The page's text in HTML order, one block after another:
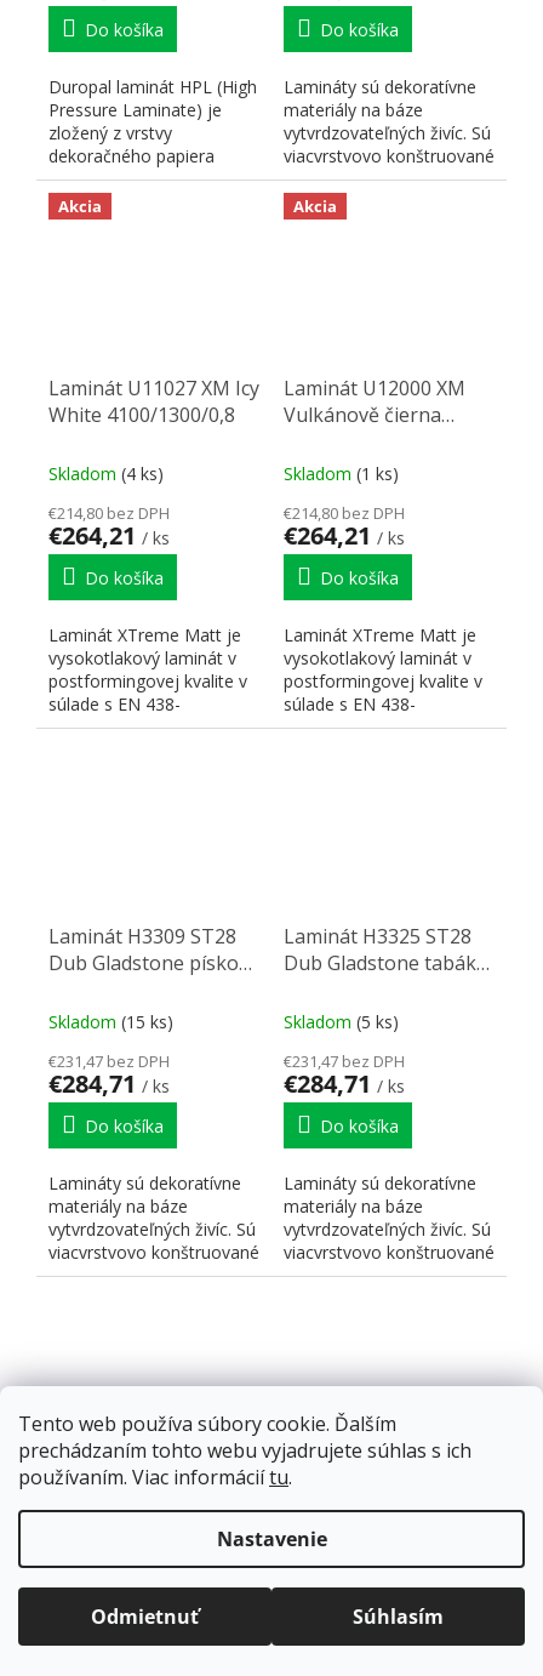
Tento web používa súbory cookie. Ďalším
prechádzaním tohto webu vyjadrujete súhlas s ich
používaním. Viac informáciítu.
Nastavenie
Odmietnuť Súhlasím
Doprava zadarmopre balíkové zásielky v hodnote
nad120 EUR*.
Balíky zasielame už od4 EUR.
ZRÝCHĽUJEME.
Do košíka
Duropal laminát HPL (High
Pressure Laminate) je
zložený z vrstvy
dekoračného papiera
impregnovaného
melamínovou...
Do košíka
Lamináty sú dekoratívne
materiály na báze
vytvrdzovateľných živíc. Sú
viacvrstvovo konštruované
a skladajú sa z...
Akcia
Laminát U11027 XM Icy
White 4100/1300/0,8
Skladom (4 ks)
€214,80 bez DPH
€264,21 / ks
Do košíka
Laminát XTreme Matt je
vysokotlakový laminát v
postformingovej kvalite v
súlade s EN 438-
3:HGP/VGP s odolným,...
Akcia
Laminát U12000 XM
Vulkánově čierna
Skladom (1 ks)
€214,80 bez DPH
€264,21 / ks
Do košíka
Laminát XTreme Matt je
vysokotlakový laminát v
postformingovej kvalite v
súlade s EN 438-
3:HGP/VGP s odolným,...
Laminát H3309 ST28
Dub Gladstone pískový
Skladom (15 ks)
€231,47 bez DPH
€284,71 / ks
Do košíka
Lamináty sú dekoratívne
materiály na báze
vytvrdzovateľných živíc. Sú
viacvrstvovo konštruované
a skladajú sa z...
Laminát H3325 ST28
Dub Gladstone tabáko
Skladom (5 ks)
€231,47 bez DPH
€284,71 / ks
Do košíka
Lamináty sú dekoratívne
materiály na báze
vytvrdzovateľných živíc. Sú
viacvrstvovo konštruované
a skladajú sa z...
Laminát K003 PW Zlatý
dub Craft
Skladom(5 ks)
€78,78 bez DPH
€96,90
Laminát Magnet E11
FUS Čierna
2440/1220/0,9
Skladom(30 ks)
€205,71 bez DPH
€253,02